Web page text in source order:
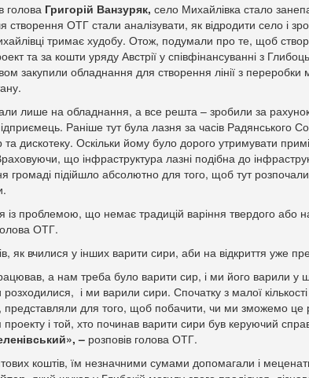
голова Григорій Ванзуряк, село Михайлівка стало
створення ОТГ стали аналізувати, як відродити село і
тримає худобу. Отож, подумали про те, щоб
та за кошти уряду Австрії у співфінансуванні з
закупили обладнання для створення лінії з переробки
лише на обладнання, а все решта – зробили за
Раніше тут була лазня за часів Радянського
дискотеку. Оскільки йому було дорого утримувати
що інфраструктура лазні подібна до
громаді підійшло абсолютно для того, щоб тут розпочали
із проблемою, що немає традицій варіння твердого або
ОТГ.
як вчилися у інших варити сири, аби на відкриття уже
а нам треба було варити сир, і ми його варили у
розходилися, і ми варили сири. Спочатку з малої
представляли для того, щоб побачити, чи ми зможемо
проекту і той, хто починав варити сири був керуючий
– розповів голова ОТГ.
коштів, їм незначними сумами допомагали і